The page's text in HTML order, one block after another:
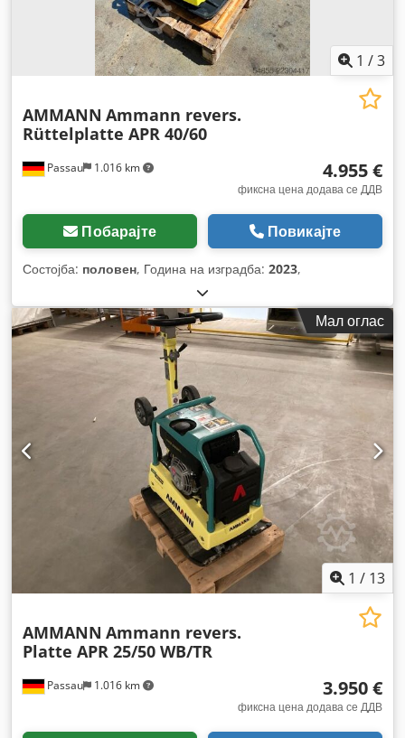
1 /3
Passau 1.016 km
AMMANN Ammann revers.
Rüttelplatte APR 40/60
4.955 €
фиксна цена додава се ДДВ
Побарајте Повикајте
Состојба: половен, Година на изградба: 2023,
Мал оглас
1 / 13
Passau 1.016 km
AMMANN Ammann revers.
Platte APR 25/50 WB/TR
3.950 €
фиксна цена додава се ДДВ